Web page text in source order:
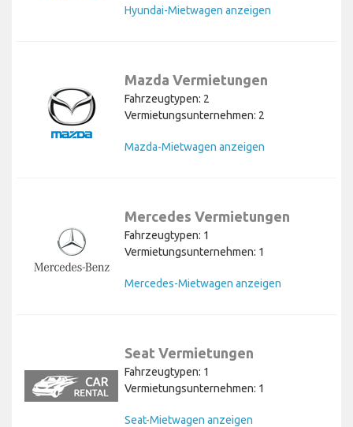
Hyundai-Mietwagen anzeigen
Mazda Vermietungen
Fahrzeugtypen: 2
Vermietungsunternehmen: 2
Mazda-Mietwagen anzeigen
Mercedes Vermietungen
Fahrzeugtypen: 1
Vermietungsunternehmen: 1
Mercedes-Mietwagen anzeigen
Seat Vermietungen
Fahrzeugtypen: 1
Vermietungsunternehmen: 1
Seat-Mietwagen anzeigen